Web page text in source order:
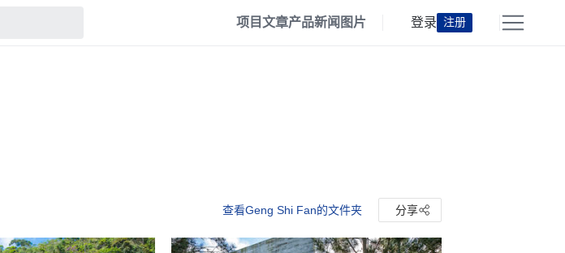
项目文章产品新闻 图片 登录 注册
查看Geng Shi Fan的文件夹 分享